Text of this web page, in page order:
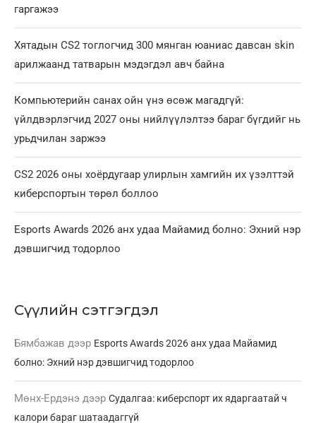
гаргажээ
Хятадын CS2 тоглогчид 300 мянган юаниас давсан skin
арилжаанд татварын мэдэгдэл авч байна
Компьютерийн санах ойн үнэ өсөж магадгүй:
үйлдвэрлэгчид 2027 оны нийлүүлэлтээ бараг бүгдийг нь
урьдчилан заржээ
CS2 2026 оны хоёрдугаар улирлын хамгийн их үзэлттэй
киберспортын төрөл боллоо
Esports Awards 2026 анх удаа Майамид болно: Эхний нэр
дэвшигчид тодорлоо
Сүүлийн сэтгэгдэл
Бямбажав дээр Esports Awards 2026 анх удаа Майамид
болно: Эхний нэр дэвшигчид тодорлоо
Мөнх-Ердэнэ дээр Судалгаа: киберспорт их ядаргаатай ч
калори бараг шатаадаггүй